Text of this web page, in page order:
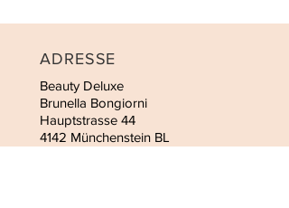
ADRESSE
Beauty Deluxe
Brunella Bongiorni
Hauptstrasse 44
4142 Münchenstein BL